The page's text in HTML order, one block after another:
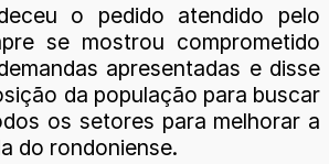
o pedido atendido pelo
se mostrou comprometido
apresentadas e disse
da população para buscar
os setores para melhorar a
do rondoniense.